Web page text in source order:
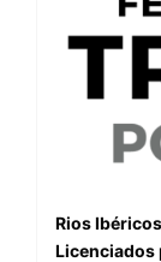
Rios
Licenciados